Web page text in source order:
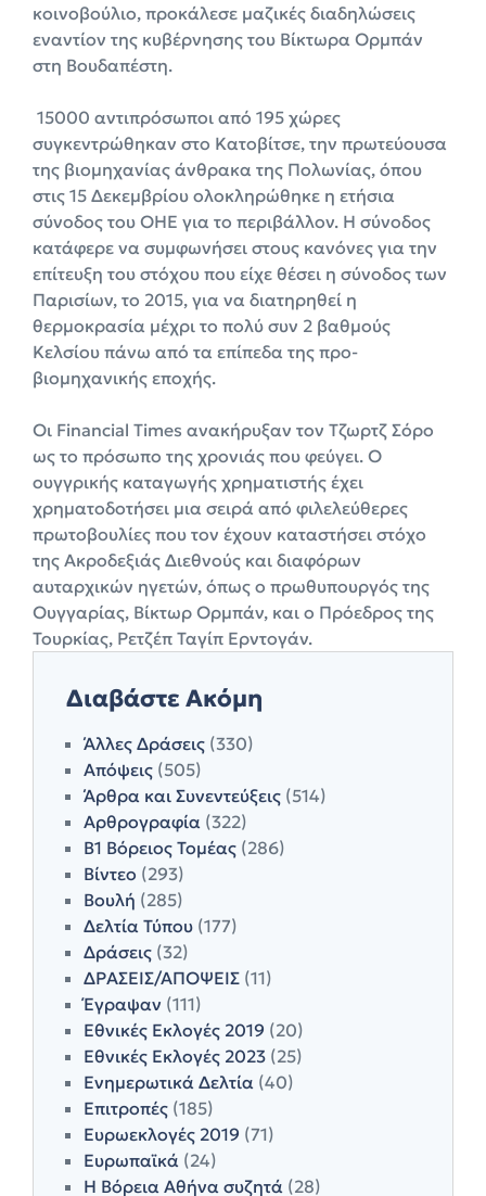
κοινοβούλιο, προκάλεσε μαζικές διαδηλώσεις
εναντίον της κυβέρνησης του Βίκτωρα Ορμπάν
στη Βουδαπέστη.
15000 αντιπρόσωποι από 195 χώρες
συγκεντρώθηκαν στο Κατοβίτσε, την πρωτεύουσα
της βιομηχανίας άνθρακα της Πολωνίας, όπου
στις 15 Δεκεμβρίου ολοκληρώθηκε η ετήσια
σύνοδος του ΟΗΕ για το περιβάλλον. Η σύνοδος
κατάφερε να συμφωνήσει στους κανόνες για την
επίτευξη του στόχου που είχε θέσει η σύνοδος των
Παρισίων, το 2015, για να διατηρηθεί η
θερμοκρασία μέχρι το πολύ συν 2 βαθμούς
Κελσίου πάνω από τα επίπεδα της προ-
βιομηχανικής εποχής.
Οι Financial Times ανακήρυξαν τον Τζωρτζ Σόρο
ως το πρόσωπο της χρονιάς που φεύγει. Ο
ουγγρικής καταγωγής χρηματιστής έχει
χρηματοδοτήσει μια σειρά από φιλελεύθερες
πρωτοβουλίες που τον έχουν καταστήσει στόχο
της Ακροδεξιάς Διεθνούς και διαφόρων
αυταρχικών ηγετών, όπως ο πρωθυπουργός της
Ουγγαρίας, Βίκτωρ Ορμπάν, και ο Πρόεδρος της
Τουρκίας, Ρετζέπ Ταγίπ Ερντογάν.
Διαβάστε Ακόμη
Άλλες Δράσεις (330)
Απόψεις (505)
Άρθρα και Συνεντεύξεις (514)
Αρθρογραφία (322)
Β1 Βόρειος Τομέας (286)
Βίντεο (293)
Βουλή (285)
Δελτία Τύπου (177)
Δράσεις (32)
ΔΡΑΣΕΙΣ/ΑΠΟΨΕΙΣ (11)
Έγραψαν (111)
Εθνικές Εκλογές 2019 (20)
Εθνικές Εκλογές 2023 (25)
Ενημερωτικά Δελτία (40)
Επιτροπές (185)
Ευρωεκλογές 2019 (71)
Ευρωπαϊκά (24)
Η Βόρεια Αθήνα συζητά (28)